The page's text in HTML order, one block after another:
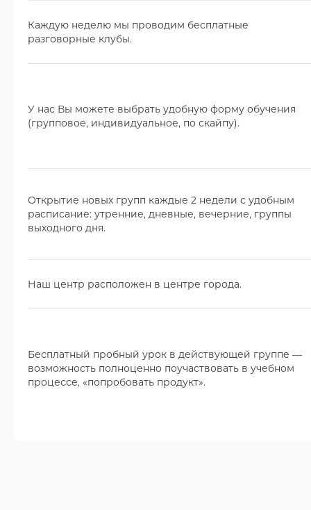
Каждую неделю мы проводим бесплатные
разговорные клубы.
У нас Вы можете выбрать удобную форму обучения
(групповое, индивидуальное, по скайпу).
Открытие новых групп каждые 2 недели с удобным
расписание: утренние, дневные, вечерние, группы
выходного дня.
Наш центр расположен в центре города.
Бесплатный пробный урок в действующей группе —
возможность полноценно поучаствовать в учебном
процессе, «попробовать продукт».